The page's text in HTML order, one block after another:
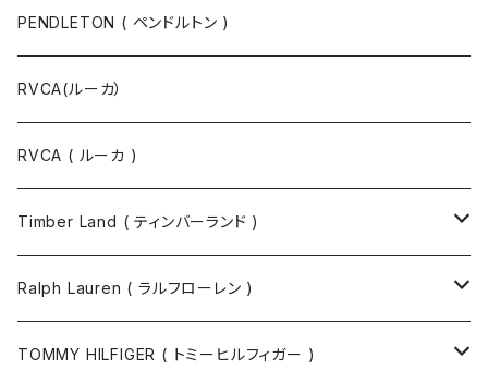
PENDLETON ( ペンドルトン )
RVCA(ルーカ）
RVCA ( ルーカ )
Timber Land ( ティンバーランド )
ソックス
半袖Tシャツ
Ralph Lauren ( ラルフローレン )
シャツ
TOMMY HILFIGER ( トミーヒルフィガー )